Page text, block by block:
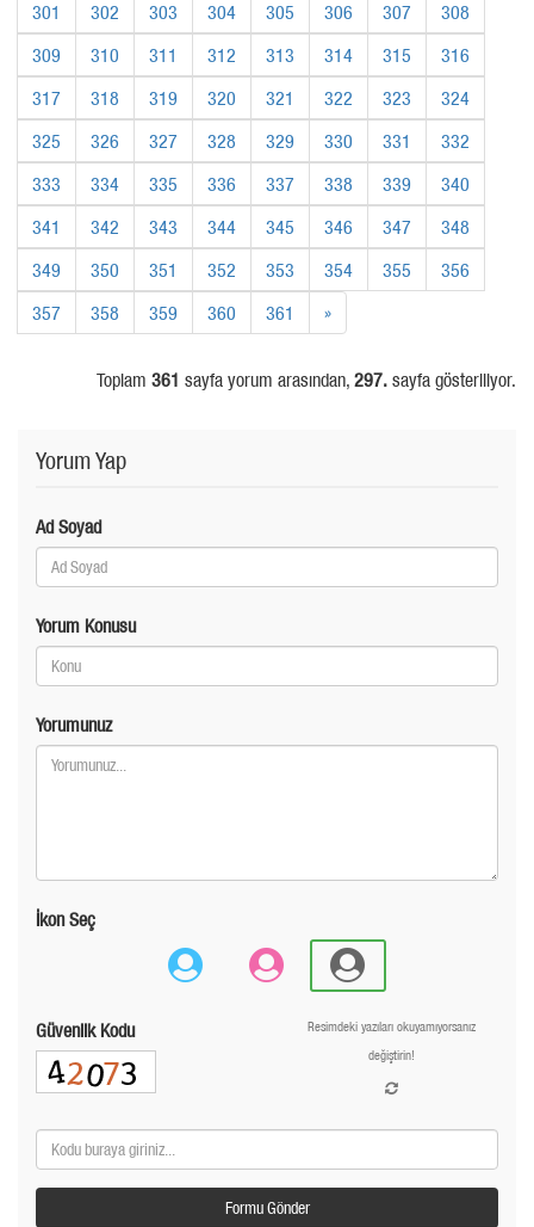
301
302 303 304 305 306 307
308
309
310 311 312 313 314 315
316
317
318 319 320 321 322 323
324
325
326 327 328 329 330 331
332
333
334 335 336 337 338 339
340
341
342 343 344 345 346 347
348
349
350 351 352 353 354 355
356
357
358 359 360 361 »
Toplam 361 sayfa yorum arasından, 297. sayfa gösteriliyor.
Yorum Yap
Ad Soyad
Yorum Konusu
Yorumunuz
İkon Seç
Güvenlik Kodu
Resimdeki yazıları okuyamıyorsanız
değiştirin!